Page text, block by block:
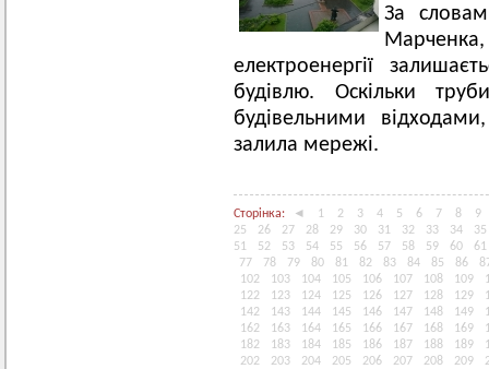
За
електроенергії
будівлю. Оскільки
будівельними
залила мережі.
Сторінка: ◄ 1 2 3 4 5 6 7 8
9
25
26 27 28 29 30 31 32 33 34
35
51
52 53 54 55 56 57 58 59 60
61
77
78 79 80 81 82 83 84 85 86
102
103 104 105 106 107 108 109
122
123 124 125 126 127 128 129
142
143 144 145 146 147 148 149
162
163 164 165 166 167 168 169
182
183 184 185 186 187 188 189
202
203 204 205 206 207 208 209